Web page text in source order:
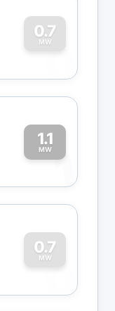
0.7
MW
0
1.1
MW1
0.7
MW
0